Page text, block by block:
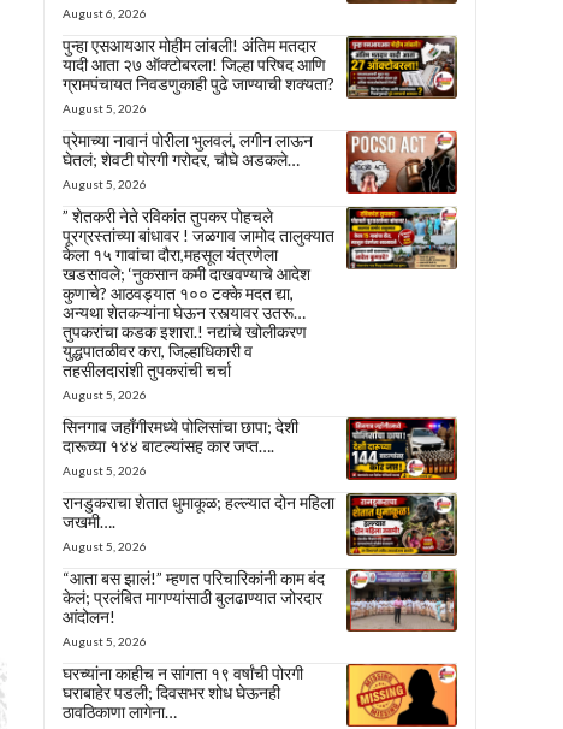
August 6, 2026
पुन्हा एसआयआर मोहीम लांबली! अंतिम मतदार
यादी आता २७ ऑक्टोबरला! जिल्हा परिषद आणि
ग्रामपंचायत निवडणुकाही पुढे जाण्याची शक्यता?
August 5, 2026
प्रेमाच्या नावानं पोरीला भुलवलं, लगीन लाऊन
घेतलं; शेवटी पोरगी गरोदर, चौघे अडकले…
August 5, 2026
” शेतकरी नेते रविकांत तुपकर पोहचले
पूरग्रस्तांच्या बांधावर ! जळगाव जामोद तालुक्यात
केला १५ गावांचा दौरा,महसूल यंत्रणेला
खडसावले; ‘नुकसान कमी दाखवण्याचे आदेश
कुणाचे? आठवड्यात १०० टक्के मदत द्या,
अन्यथा शेतकऱ्यांना घेऊन रस्त्यावर उतरू…
तुपकरांचा कडक इशारा.! नद्यांचे खोलीकरण
युद्धपातळीवर करा, जिल्हाधिकारी व
तहसीलदारांशी तुपकरांची चर्चा
August 5, 2026
सिनगाव जहाँगीरमध्ये पोलिसांचा छापा; देशी
दारूच्या १४४ बाटल्यांसह कार जप्त….
August 5, 2026
रानडुकराचा शेतात धुमाकूळ; हल्ल्यात दोन महिला
जखमी….
August 5, 2026
“आता बस झालं!” म्हणत परिचारिकांनी काम बंद
केलं; प्रलंबित मागण्यांसाठी बुलढाण्यात जोरदार
आंदोलन!
August 5, 2026
घरच्यांना काहीच न सांगता १९ वर्षांची पोरगी
घराबाहेर पडली; दिवसभर शोध घेऊनही
ठावठिकाणा लागेना…